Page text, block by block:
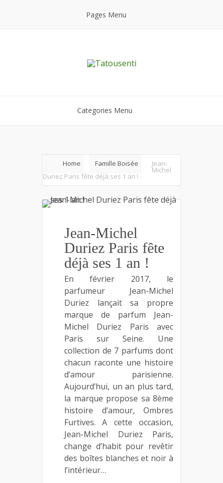
Pages Menu
Categories Menu
Home Famille Boisée Jean-
Michel
Duriez Paris fête déjà ses 1 an !
Jean-Michel
Duriez Paris fête
déjà ses 1 an !
En février 2017, le
parfumeur Jean-Michel
Duriez lançait sa propre
marque de parfum Jean-
Michel Duriez Paris avec
Paris sur Seine. Une
collection de 7 parfums dont
chacun raconte une histoire
d’amour parisienne.
Aujourd’hui, un an plus tard,
la marque propose sa 8ème
histoire d’amour, Ombres
Furtives. A cette occasion,
Jean-Michel Duriez Paris,
change d’habit pour revêtir
des boîtes blanches et noir à
l’intérieur…